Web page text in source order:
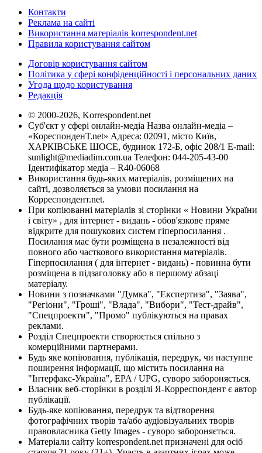
Контакти
Реклама на сайті
Використання матеріалів korrespondent.net
Правила користування сайтом
Договір користування сайтом
Політика у сфері конфіденційності і персональних даних
Угода щодо користування
Редакція
© 2000-2026, Korrespondent.net
Суб'єкт у сфері онлайн-медіа Назва онлайн-медіа –
«КореспонденТ.net» Адреса: 02091, місто Київ,
ХАРКІВСЬКЕ ШОСЕ, будинок 172-Б, офіс 208/1 E-mail:
sunlight@mediadim.com.ua Телефон: 044-205-43-00
Ідентифікатор медіа – R40-06068
Використання будь-яких матеріалів, розміщених на
сайті, дозволяється за умови посилання на
Корреспондент.net.
При копіюванні матеріалів зі сторінки « Новини України
і світу» , для інтернет - видань - обов'язкове пряме
відкрите для пошукових систем гіперпосилання .
Посилання має бути розміщена в незалежності від
повного або часткового використання матеріалів.
Гіперпосилання ( для інтернет - видань) - повинна бути
розміщена в підзаголовку або в першому абзаці
матеріалу.
Новини з позначками "Думка", "Експертиза", "Заява",
"Регіони", "Гроші", "Влада", "Вибори", "Тест-драйв",
"Спецпроекти", "Промо" публікуються на правах
реклами.
Розділ Спецпроекти створюється спільно з
комерційними партнерами.
Будь яке копіювання, публікація, передрук, чи наступне
поширення інформації, що містить посилання на
"Інтерфакс-Україна", EPA / UPG, суворо забороняється.
Власник веб-сторінки в розділі Я-Корреспондент є автор
публікації.
Будь-яке копіювання, передрук та відтворення
фотографічних творів та/або аудіовізуальних творів
правовласника Getty Images - суворо забороняється.
Матеріали сайту korrespondent.net призначені для осіб